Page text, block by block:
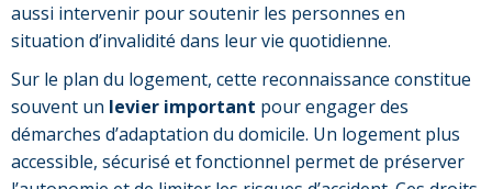
aussi intervenir pour soutenir les personnes en
situation d’invalidité dans leur vie quotidienne.
Sur le plan du logement, cette reconnaissance constitue
souvent un levier important pour engager des
démarches d’adaptation du domicile. Un logement plus
accessible, sécurisé et fonctionnel permet de préserver